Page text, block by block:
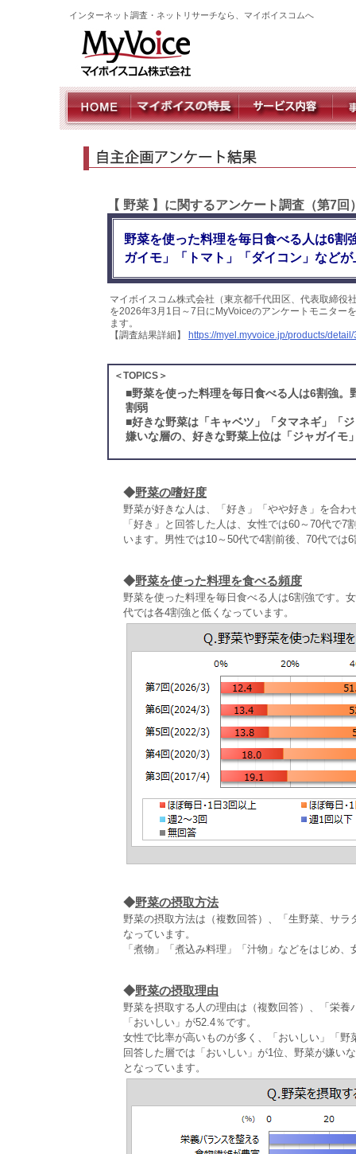
インターネット調査・ネットリサーチなら、マイボイスコムへ
【 野菜 】に関するアンケート調査（第7回
野菜を使った料理を毎日食べる人は6割
ガイモ」「トマト」「ダイコン」などが
マイボイスコム株式会社（東京都千代田区、代表取締
を2026年3月1日～7日にMyVoiceのアンケートモニター
ます。
【調査結果詳細】
https://myel.myvoice.jp/products/
＜TOPICS＞
■野菜を使った料理を毎日食べる人は6割強
割弱
■好きな野菜は「キャベツ」「タマネギ」「
嫌いな層の、好きな野菜上位は「ジャガイモ
◆野菜の嗜好度
野菜が好きな人は、「好き」「やや好き」を合わ
「好き」と回答した人は、女性では60～70代で
います。男性では10～50代で4割前後、70代では
◆野菜を使った料理を食べる頻度
野菜を使った料理を毎日食べる人は6割強です。
代では各4割強と低くなっています。
◆野菜の摂取方法
野菜の摂取方法は（複数回答）、「生野菜、サ
なっています。
「煮物」「煮込み料理」「汁物」などをはじめ
◆野菜の摂取理由
野菜を摂取する人の理由は（複数回答）、「栄
「おいしい」が52.4％です。
女性で比率が高いものが多く、「おいしい」「
回答した層では「おいしい」が1位、野菜が嫌い
となっています。